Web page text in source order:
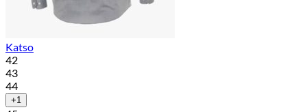
Katso
42
43
44
+1